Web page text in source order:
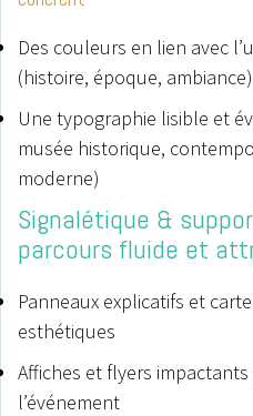
Des couleurs en lien avec
(histoire, époque, ambiance)
Une typographie lisible et
musée historique,
moderne)
Signalétique &
parcours fluide et
Panneaux explicatifs et
esthétiques
Affiches et flyers
l’événement